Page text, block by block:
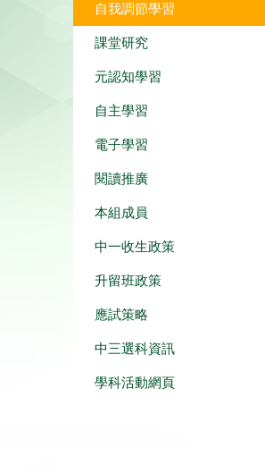
自我調節學習
課堂研究
元認知學習
自主學習
電子學習
閱讀推廣
本組成員
中一收生政策
升留班政策
應試策略
中三選科資訊
學科活動網頁